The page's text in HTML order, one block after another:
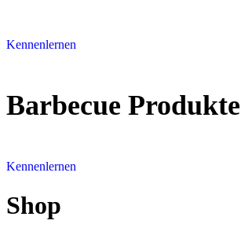
Kennenlernen
Barbecue Produkte
Kennenlernen
Shop